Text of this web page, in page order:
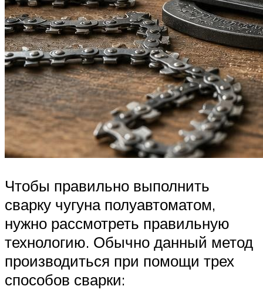
Чтобы правильно выполнить
сварку чугуна полуавтоматом,
нужно рассмотреть правильную
технологию. Обычно данный метод
производиться при помощи трех
способов сварки: